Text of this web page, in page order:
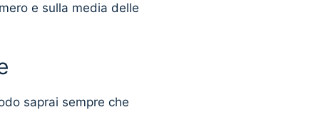
e sulla media delle
saprai sempre che